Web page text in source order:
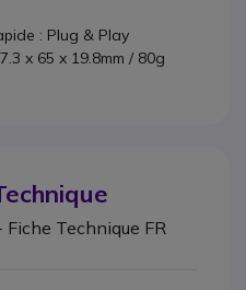
: Plug & Play
x 65 x 19.8mm / 80g
Technique FR